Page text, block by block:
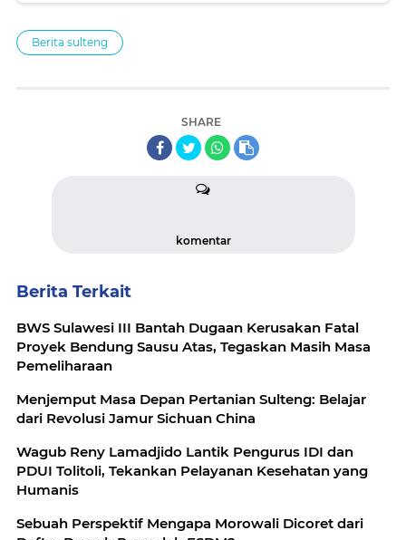
Berita sulteng
SHARE
komentar
Berita Terkait
BWS Sulawesi III Bantah Dugaan Kerusakan Fatal
Proyek Bendung Sausu Atas, Tegaskan Masih Masa
Pemeliharaan
Menjemput Masa Depan Pertanian Sulteng: Belajar
dari Revolusi Jamur Sichuan China
Wagub Reny Lamadjido Lantik Pengurus IDI dan
PDUI Tolitoli, Tekankan Pelayanan Kesehatan yang
Humanis
Sebuah Perspektif Mengapa Morowali Dicoret dari